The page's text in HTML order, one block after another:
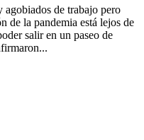
agobiados de trabajo pero
de la pandemia está lejos de
salir en un paseo de